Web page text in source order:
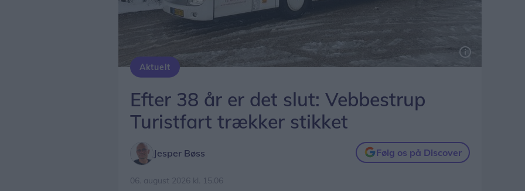
Aktuelt
Efter 38 år er det slut: Vebbestrup
Turistfart trækker stikket
Jesper Bøss Følg os på Discover
06. august 2026 kl. 15.06